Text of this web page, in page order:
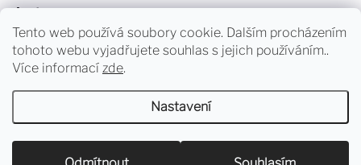
Tento web používá soubory cookie. Dalším procházením
tohoto webu vyjadřujete souhlas s jejich používáním..
Více informací zde.
Nastavení
Instagram
Sledování objednávky a vrácení zboží
Copyright 2026dress-code.cz. Všechna práva vyhrazena.
Upravit nastavení cookies